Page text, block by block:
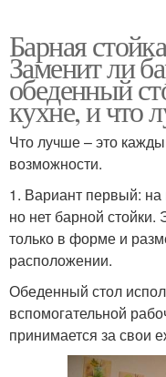
Барная
Заменит ли
обеденный
кухне, и что
Что лучше – это
возможности.
1. Вариант первый: на
но нет барной
только в форме и
расположении.
Обеденный стол
вспомогательной
принимается за свои